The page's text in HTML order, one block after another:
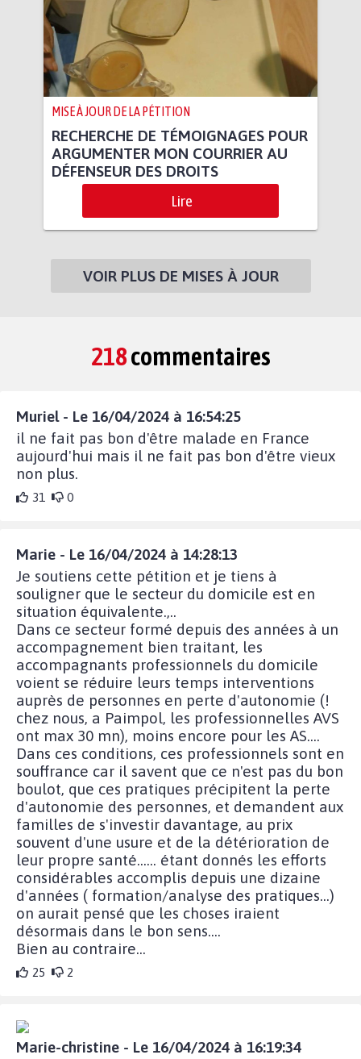
MISE À JOUR DE LA PÉTITION
RECHERCHE DE TÉMOIGNAGES POUR
ARGUMENTER MON COURRIER AU
DÉFENSEUR DES DROITS
Lire
VOIR PLUS DE MISES À JOUR
218commentaires
Muriel - Le 16/04/2024 à 16:54:25
il ne fait pas bon d'être malade en France
aujourd'hui mais il ne fait pas bon d'être vieux
non plus.
31 0
Marie - Le 16/04/2024 à 14:28:13
Je soutiens cette pétition et je tiens à
souligner que le secteur du domicile est en
situation équivalente.,..
Dans ce secteur formé depuis des années à un
accompagnement bien traitant, les
accompagnants professionnels du domicile
voient se réduire leurs temps interventions
auprès de personnes en perte d'autonomie (!
chez nous, a Paimpol, les professionnelles AVS
ont max 30 mn), moins encore pour les AS....
Dans ces conditions, ces professionnels sont en
souffrance car il savent que ce n'est pas du bon
boulot, que ces pratiques précipitent la perte
d'autonomie des personnes, et demandent aux
familles de s'investir davantage, au prix
souvent d'une usure et de la détérioration de
leur propre santé...... étant donnés les efforts
considérables accomplis depuis une dizaine
d'années ( formation/analyse des pratiques...)
on aurait pensé que les choses iraient
désormais dans le bon sens....
Bien au contraire...
25 2
Marie-christine - Le 16/04/2024 à 16:19:34